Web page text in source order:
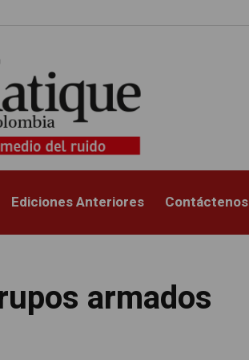
Ediciones Anteriores Contáctenos
armados